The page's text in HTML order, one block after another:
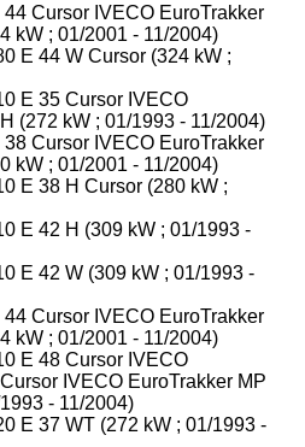
Cursor IVECO EuroTrakker
kW ; 01/2001 - 11/2004)
E 44 W Cursor (324 kW ;
E 35 Cursor IVECO
(272 kW ; 01/1993 - 11/2004)
Cursor IVECO EuroTrakker
kW ; 01/2001 - 11/2004)
E 38 H Cursor (280 kW ;
E 42 H (309 kW ; 01/1993 -
E 42 W (309 kW ; 01/1993 -
Cursor IVECO EuroTrakker
kW ; 01/2001 - 11/2004)
E 48 Cursor IVECO
IVECO EuroTrakker MP
- 11/2004)
E 37 WT (272 kW ; 01/1993 -